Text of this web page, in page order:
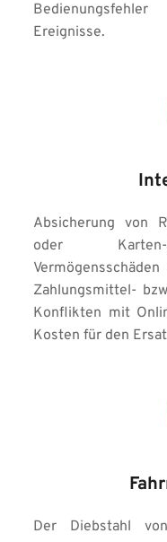
Ereignisse.
Absicherung von
oder Karten-/
Zahlungsmittel-
Konflikten mit
Kosten für den
Der Diebstahl